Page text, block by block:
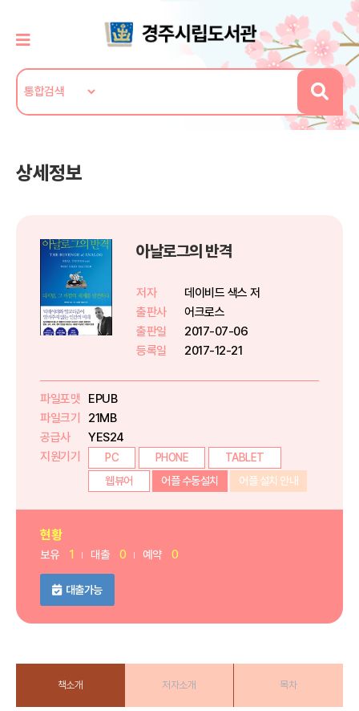
상세정보
아날로그의 반격
저자
데이비드 색스 저
출판사
어크로스
출판일
2017-07-06
등록일
2017-12-21
파일포맷
EPUB
파일크기
21MB
공급사
YES24
지원기기
PC PHONE
TABLET
웹뷰어
어플 수동설치 어플 설치 안내
현황
보유 1 대출 0 예약 0
대출가능
책소개 저자소개 목차